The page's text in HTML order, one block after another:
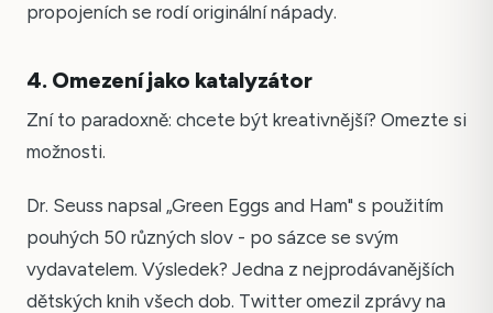
propojeních se rodí originální nápady.
4. Omezení jako katalyzátor
Zní to paradoxně: chcete být kreativnější? Omezte si
možnosti.
Dr. Seuss napsal „Green Eggs and Ham" s použitím
pouhých 50 různých slov - po sázce se svým
vydavatelem. Výsledek? Jedna z nejprodávanějších
dětských knih všech dob. Twitter omezil zprávy na